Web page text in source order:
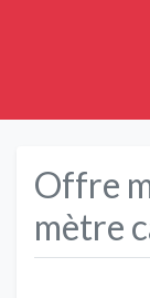
Offre
mètre